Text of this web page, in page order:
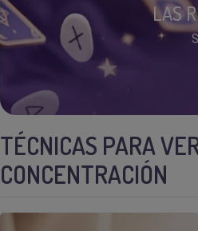
LAS
TÉCNICAS PARA
CONCENTRACIÓN